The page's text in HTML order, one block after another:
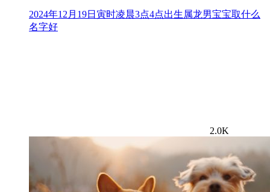
2024年12月19日寅时凌晨3点4点出生属龙男宝宝取什么
名字好
2.0K